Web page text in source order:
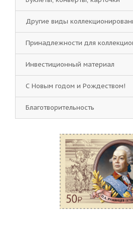
Другие виды
Принадлежности для
Инвестиционный материал
С Новым годом и Рождеством!
Благотворительность